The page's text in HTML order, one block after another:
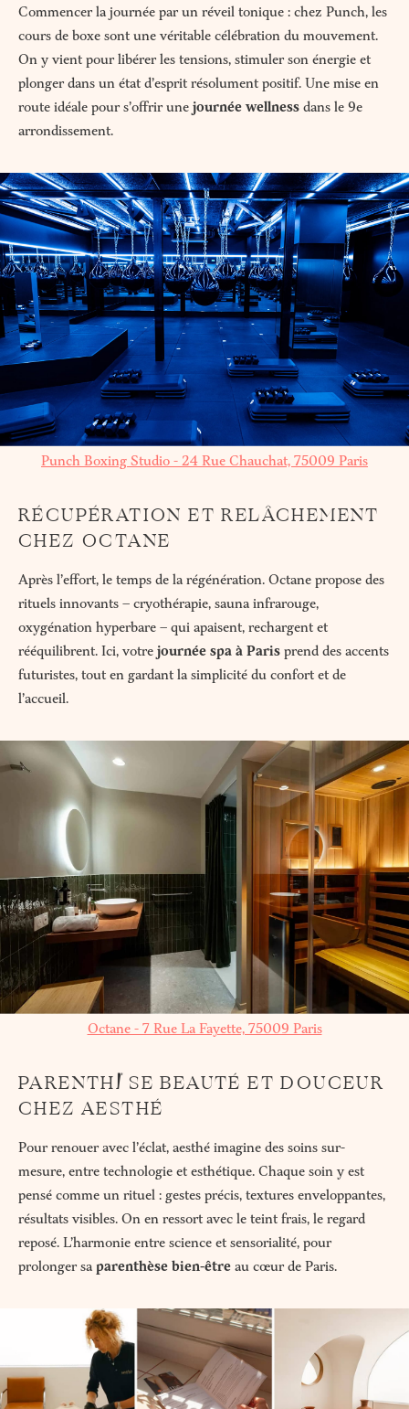
Commencer la journée par un réveil tonique : chez Punch, les
cours de boxe sont une véritable célébration du mouvement.
On y vient pour libérer les tensions, stimuler son énergie et
plonger dans un état d’esprit résolument positif. Une mise en
route idéale pour s’offrir une journée wellness dans le 9e
arrondissement.
Punch Boxing Studio - 24 Rue Chauchat, 75009 Paris
RÉCUPÉRATION ET RELÂCHEMENT
CHEZ OCTANE
Après l’effort, le temps de la régénération. Octane propose des
rituels innovants – cryothérapie, sauna infrarouge,
oxygénation hyperbare – qui apaisent, rechargent et
rééquilibrent. Ici, votre journée spa à Paris prend des accents
futuristes, tout en gardant la simplicité du confort et de
l’accueil.
Octane - 7 Rue La Fayette, 75009 Paris
PARENTHÈSE BEAUTÉ ET DOUCEUR
CHEZ AESTHÉ
Pour renouer avec l’éclat, aesthé imagine des soins sur-
mesure, entre technologie et esthétique. Chaque soin y est
pensé comme un rituel : gestes précis, textures enveloppantes,
résultats visibles. On en ressort avec le teint frais, le regard
reposé. L’harmonie entre science et sensorialité, pour
prolonger sa parenthèse bien-être au cœur de Paris.